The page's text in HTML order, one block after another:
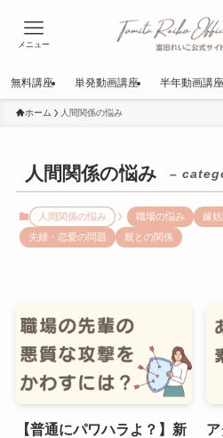
メニュー
無料講座 単発動画講座 半年動画講座
ホーム 人間関係の悩み
人間関係の悩み –
人間関係の悩み 職場の悩み 嫁
夫婦・恋愛の問題
親との関係
【普通にパワハラよ？】新